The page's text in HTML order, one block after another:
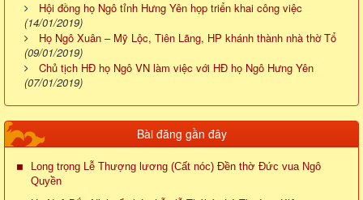
Hội đồng họ Ngô tỉnh Hưng Yên họp triển khai công việc
(14/01/2019)
Họ Ngô Xuân – Mỹ Lộc, Tiên Lãng, HP khánh thành nhà thờ Tổ
(09/01/2019)
Chủ tịch HĐ họ Ngô VN làm việc với HĐ họ Ngô Hưng Yên
(07/01/2019)
Bài đăng gần đây
Long trọng Lễ Thượng lương (Cất nóc) Đền thờ Đức vua Ngô
Quyền